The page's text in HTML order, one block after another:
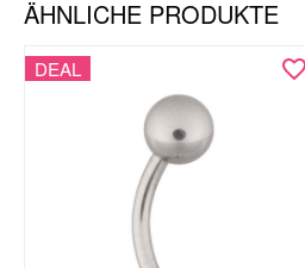
ÄHNLICHE PRODUKTE
DEAL